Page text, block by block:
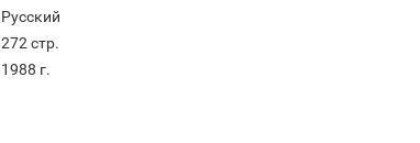
Русский
272 стр.
1988 г.